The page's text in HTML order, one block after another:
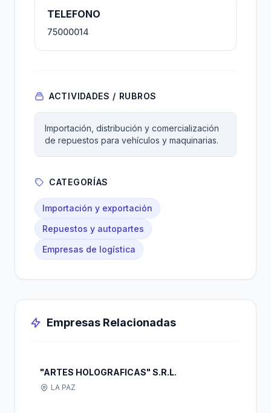
TELEFONO
75000014
ACTIVIDADES / RUBROS
Importación, distribución y comercialización
de repuestos para vehículos y maquinarias.
CATEGORÍAS
Importación y exportación
Repuestos y autopartes
Empresas de logística
Empresas Relacionadas
"ARTES HOLOGRAFICAS" S.R.L.
LA PAZ